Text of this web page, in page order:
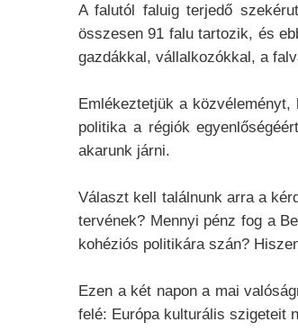
A falutól faluig terjedő
összesen 91 falu tartozik, és
gazdákkal, vállalkozókkal, a
Emlékeztetjük a
politika a régiók
akarunk járni.
Választ kell találnunk arra a
tervének? Mennyi pénz fog a
kohéziós politikára szán?
Ezen a két napon a mai
felé: Európa kulturális szigeteit